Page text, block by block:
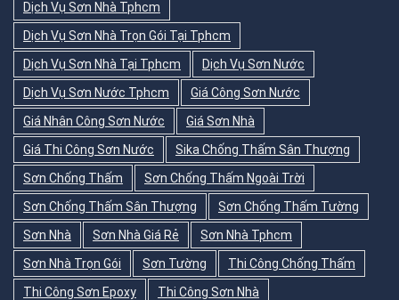
Dịch Vụ Sơn Nhà Tphcm
Dịch Vụ Sơn Nhà Trọn Gói Tại Tphcm
Dịch Vụ Sơn Nhà Tại Tphcm
Dịch Vụ Sơn Nước
Dịch Vụ Sơn Nước Tphcm
Giá Công Sơn Nước
Giá Nhân Công Sơn Nước
Giá Sơn Nhà
Giá Thi Công Sơn Nước
Sika Chống Thấm Sân Thượng
Sơn Chống Thấm
Sơn Chống Thấm Ngoài Trời
Sơn Chống Thấm Sân Thượng
Sơn Chống Thấm Tường
Sơn Nhà
Sơn Nhà Giá Rẻ
Sơn Nhà Tphcm
Sơn Nhà Trọn Gói
Sơn Tường
Thi Công Chống Thấm
Thi Công Sơn Epoxy
Thi Công Sơn Nhà